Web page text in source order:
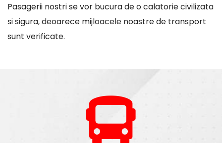
Pasagerii nostri se vor bucura de o calatorie civilizata
si sigura, deoarece mijloacele noastre de transport
sunt verificate.